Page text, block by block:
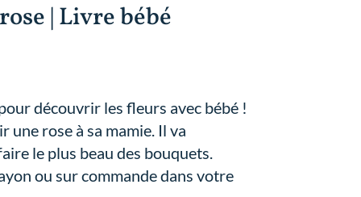
| Livre bébé
découvrir les fleurs avec bébé !
rose à sa mamie. Il va
le plus beau des bouquets.
ou sur commande dans votre